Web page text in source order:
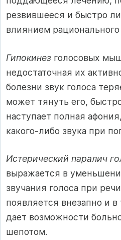
резвившееся и быстро
влиянием
Гипокинез голосовых
недостаточная их
болезни звук голоса
может тянуть его,
наступает полная
какого-либо звука при
Истерический паралич
выражается в
звучания голоса при
появляется внезапно и
дает возможности
шепотом.